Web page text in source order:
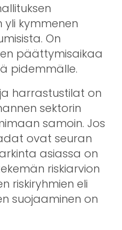
kymmenen
On
päättymisaikaa
pidemmälle.
harrastustilat on
sektorin
samoin. Jos
ovat seuran
asiassa on
riskiarvion
riskiryhmien eli
suojaaminen on